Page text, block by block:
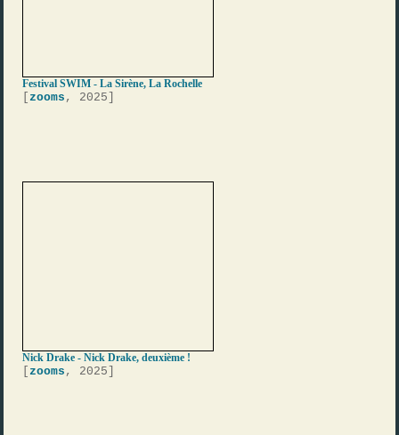
Festival SWIM - La Sirène, La Rochelle
[zooms , 2025]
Nick Drake - Nick Drake, deuxième !
[zooms , 2025]